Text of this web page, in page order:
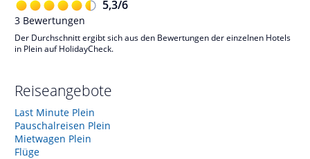
5,3/6
3 Bewertungen
Der Durchschnitt ergibt sich aus den Bewertungen der einzelnen Hotels
in Plein auf HolidayCheck.
Reiseangebote
Last Minute Plein
Pauschalreisen Plein
Mietwagen Plein
Flüge